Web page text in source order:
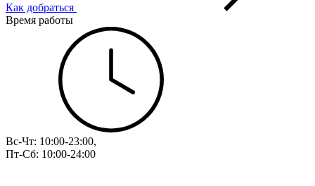
Как добраться
Время работы
Вс-Чт: 10:00-23:00,
Пт-Сб: 10:00-24:00